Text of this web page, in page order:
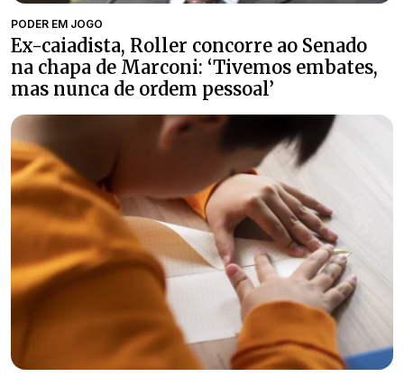
PODER EM JOGO
Ex-caiadista, Roller concorre ao Senado
na chapa de Marconi: ‘Tivemos embates,
mas nunca de ordem pessoal’